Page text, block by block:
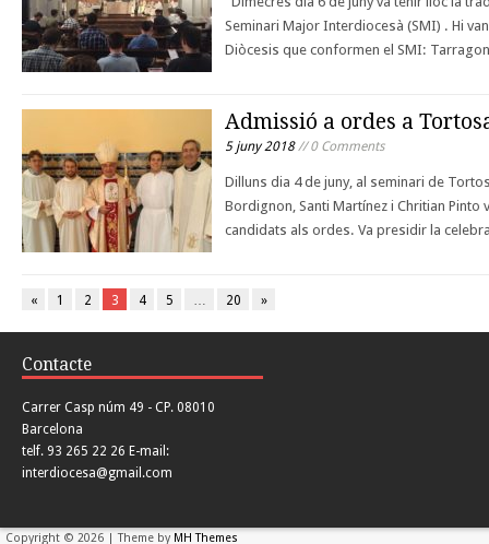
Seminari Major Interdiocesà (SMI) . Hi
Diòcesis que conformen el SMI:
Admissió a ordes a
5 juny 2018// 0 Comments
Dilluns dia 4 de juny, al seminari de
Bordignon, Santi Martínez i Chritian Pinto
candidats als ordes. Va presidir la
« 1 2 3 4 5 20 »
Contacte
Carrer Casp núm 49 - CP. 08010
Barcelona
telf. 93 265 22 26 E-mail:
interdiocesa@gmail.com
Copyright © 2026 | Theme by MH Themes